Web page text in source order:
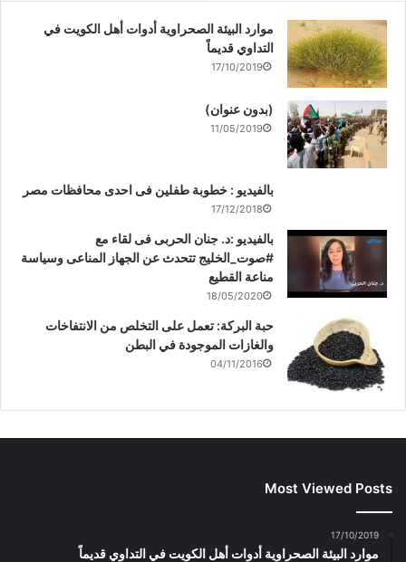
موارد البيئة الصحراوية أدوات أهل الكويت في
التداوي قديماً
17/10/2019
(بدون عنوان)
11/05/2019
بالفيديو : خطوبة طفلين فى احدى محافظات مصر
17/12/2018
بالفيديو :د. جنان الحربى فى لقاء مع
#صوت_الخليج تتحدث عن الجهاز المناعى وسياسة
مناعة القطيع
18/05/2020
حبة البركة: تعمل على التخلص من الانتفاخات
والغازات الموجودة في البطن
04/11/2016
Most Viewed Posts
17/10/2019
موارد البيئة الصحراوية أدوات أهل الكويت في التداوي قديماً